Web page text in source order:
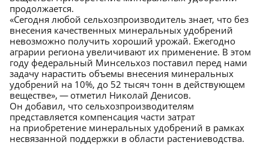
продолжается.
«Сегодня любой сельхозпроизводитель знает, что без
внесения качественных минеральных удобрений
невозможно получить хороший урожай. Ежегодно
аграрии региона увеличивают их применение. В этом
году федеральный Минсельхоз поставил перед нами
задачу нарастить объемы внесения минеральных
удобрений на 10%, до 52 тысяч тонн в действующем
веществе», — отметил Николай Денисов.
Он добавил, что сельхозпроизводителям
представляется компенсация части затрат
на приобретение минеральных удобрений в рамках
несвязанной поддержки в области растениеводства.